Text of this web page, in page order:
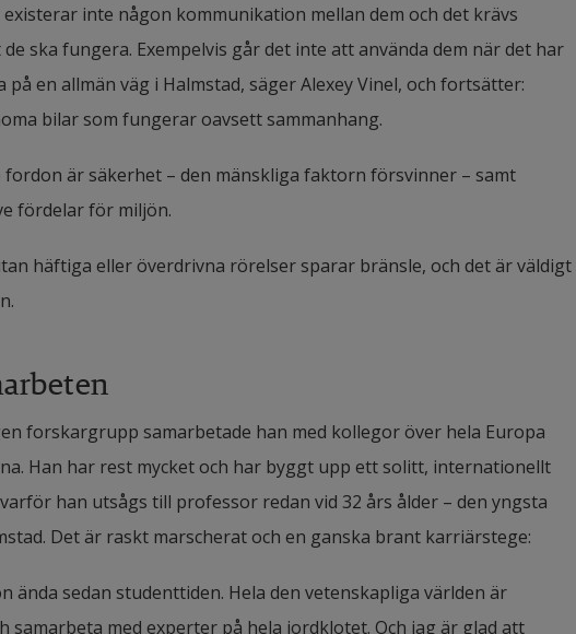
inte någon kommunikation mellan dem och det krävs
ska fungera. Exempelvis går det inte att använda dem när det har
en allmän väg i Halmstad, säger Alexey Vinel, och fortsätter:
bilar som fungerar oavsett sammanhang.
är säkerhet – den mänskliga faktorn försvinner – samt
fördelar för miljön.
häftiga eller överdrivna rörelser sparar bränsle, och det är väldigt
forskargrupp samarbetade han med kollegor över hela Europa
Han har rest mycket och har byggt upp ett solitt, internationellt
han utsågs till professor redan vid 32 års ålder – den yngsta
Det är raskt marscherat och en ganska brant karriärstege:
ända sedan studenttiden. Hela den vetenskapliga världen är
samarbeta med experter på hela jordklotet. Och jag är glad att